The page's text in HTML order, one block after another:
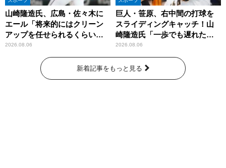
山崎隆造氏、広島・佐々木に
エール「将来的にはクリーン
アップを任せられるくらいま
では成長して」
2026.08.06
巨人・笹原、右中間の打球を
スライディングキャッチ！山
崎隆造氏「一歩でも遅れた
ら…」
2026.08.06
新着記事をもっと見る